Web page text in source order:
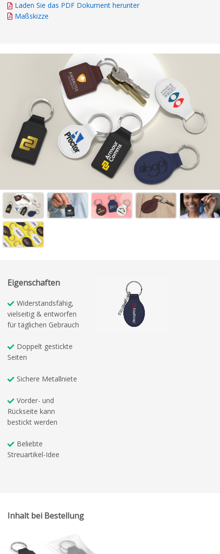
Laden Sie das PDF Dokument herunter
Maßskizze
Eigenschaften
Widerstandsfähig,
vielseitig & entworfen
für täglichen Gebrauch
Doppelt gestickte
Seiten
Sichere Metallniete
Vorder- und
Rückseite kann
bestickt werden
Beliebte
Streuartikel-Idee
Inhalt bei Bestellung